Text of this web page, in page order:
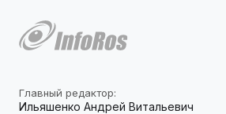
Главный редактор:
Ильяшенко Андрей Витальевич